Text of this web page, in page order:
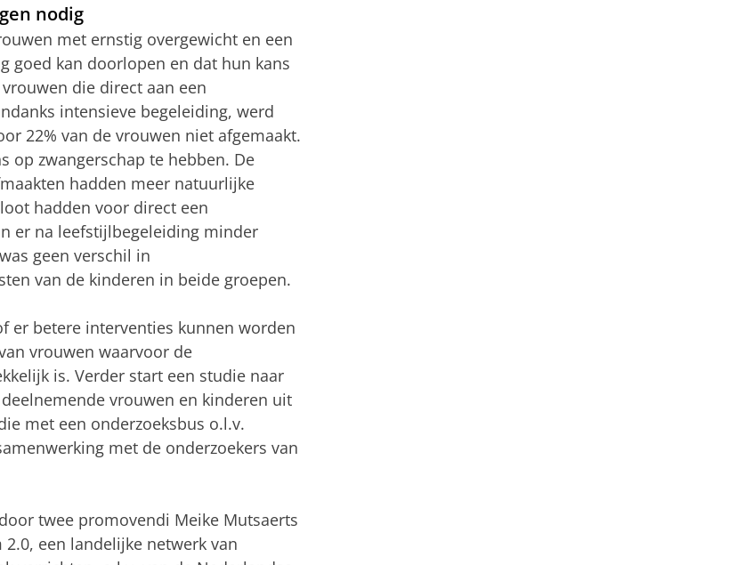
nodig
met ernstig overgewicht en een
goed kan doorlopen en dat hun kans
die direct aan een
intensieve begeleiding, werd
22% van de vrouwen niet afgemaakt.
op zwangerschap te hebben. De
hadden meer natuurlijke
hadden voor direct een
er na leefstijlbegeleiding minder
geen verschil in
van de kinderen in beide groepen.
er betere interventies kunnen worden
vrouwen waarvoor de
is. Verder start een studie naar
vrouwen en kinderen uit
met een onderzoeksbus o.l.v.
met de onderzoekers van
twee promovendi Meike Mutsaerts
een landelijke netwerk van